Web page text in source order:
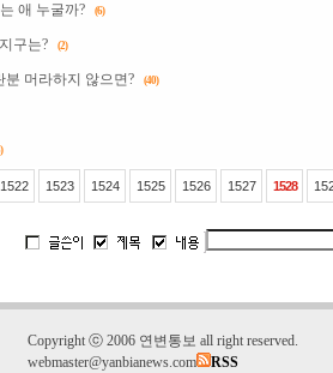
애 누굴까? (6)
구는? (2)
머라하지 않으면? (40)
1522 1523 1524 1525 1526 1527 1528
Copyright ⓒ 2006 연변통보 all right reserved.
webmaster@yanbianews.com
RSS